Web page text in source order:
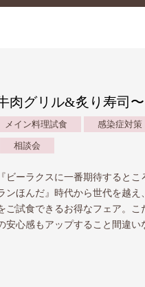
肉グリル&炙り寿司〜
メイン料理試食 感染症対策
相談会
ーラクスに一番期待するとこ
ほんだ』時代から世代を越え
試食できるお得なフェア。こ
安心感もアップすること間違